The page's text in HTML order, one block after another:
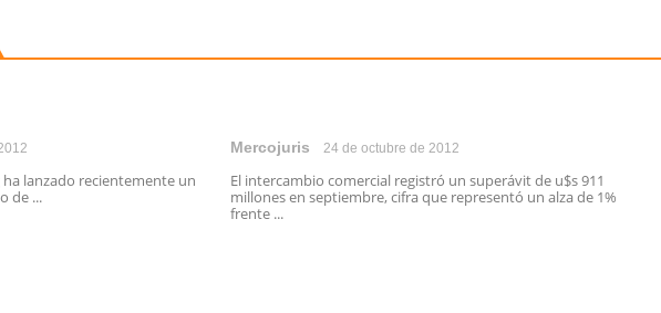
lanzado recientemente un
de ...
Mercojuris 24 de octubre de 2012
El intercambio comercial registró un superávit de u$s 911
millones en septiembre, cifra que representó un alza de 1%
frente ...